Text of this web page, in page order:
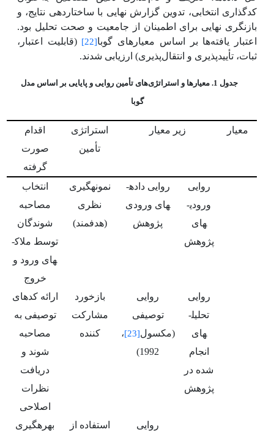
کدگذاری انتخابی، تدوین گزارش نهایی با ساختاردهی نتایج، و
بازنگری نهایی برای اطمینان از جامعیت و صحت تحلیل بود.
اعتبار یافته‌ها بر اساس معیارهای گوبا[22] (قابلیت اعتبار،
ثبات، تأییدپذیری و انتقال‌پذیری) ارزیابی شدند.
جدول 1. معیارها و استراتژی‌های تأمین روایی و پایایی بر اساس مدل
گوبا
معیار زیر معیار
استراتژی
تأمین
اقدام
صورت
گرفته
روایی
ورودی­
های
پژوهش
روایی داده­
های ورودی
پژوهش
نمونه­گیری
نظری
(هدفمند)
انتخاب
مصاحبه
شوندگان
توسط ملاک­
های ورود و
خروج
روایی
تحلیل­
های
انجام
شده در
پژوهش
روایی
توصیفی
(مکسول[23]،
1992)
بازخورد
مشارکت
کننده
ارائه کدهای
توصیفی به
مصاحبه
شوند و
دریافت
نظرات
اصلاحی
روایی
استفاده از
بهره­گیری